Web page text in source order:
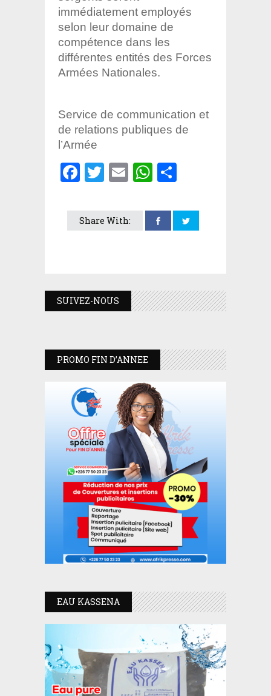
immédiatement employés
selon leur domaine de
compétence dans les
différentes entités des Forces
Armées Nationales.
Service de communication et
de relations publiques de
l’Armée
Facebook
Twitter
EmailWhatsApp
Share With:
SUIVEZ-NOUS
PROMO FIN D’ANNEE
EAU KASSENA